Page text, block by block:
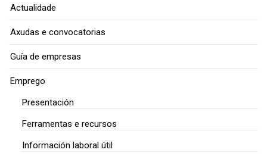
Actualidade
Axudas e convocatorias
Guía de empresas
Emprego
Presentación
Ferramentas e recursos
Información laboral útil